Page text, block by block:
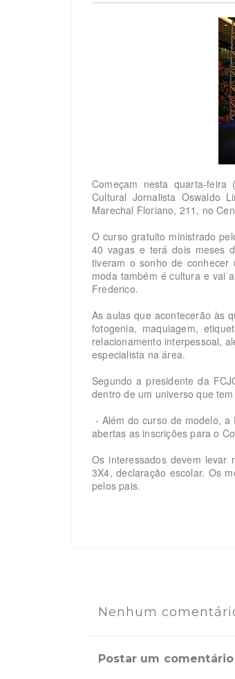
Começam nesta quarta-
Cultural Jornalista Oswaldo
Marechal Floriano, 211, no
O curso gratuito ministrado
40 vagas e terá dois meses
tiveram o sonho de
moda também é cultura e vai
Frederico.
As aulas que acontecerão às
fotogenia, maquiagem,
relacionamento interpessoal,
especialista na área.
Segundo a presidente da
dentro de um universo que
- Além do curso de modelo,
abertas as inscrições para o
Os interessados devem levar
3X4, declaração escolar. Os
pelos pais.
Nenhum
Postar um comentário